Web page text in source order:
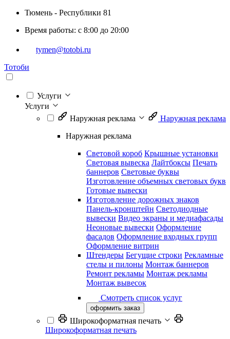
Тюмень - Республики 81
Время работы: с 8:00 до 20:00
tymen@totobi.ru
Тотоби
Услуги
Услуги
Наружная реклама
Наружная реклама
Наружная реклама
Световой короб Крышные установки
Световая вывеска Лайтбоксы Печать
баннеров Световые буквы
Изготовление объемных световых букв
Готовые вывески
Изготовление дорожных знаков
Панель-кронштейн Светодиодные
вывески Видео экраны и медиафасады
Неоновые вывески Оформление
фасадов Оформление входных групп
Оформление витрин
Штендеры Бегущие строки Рекламные
стелы и пилоны Монтаж баннеров
Ремонт рекламы Монтаж рекламы
Монтаж вывесок
Смотреть список услуг
оформить заказ
Широкоформатная печать
Широкоформатная печать